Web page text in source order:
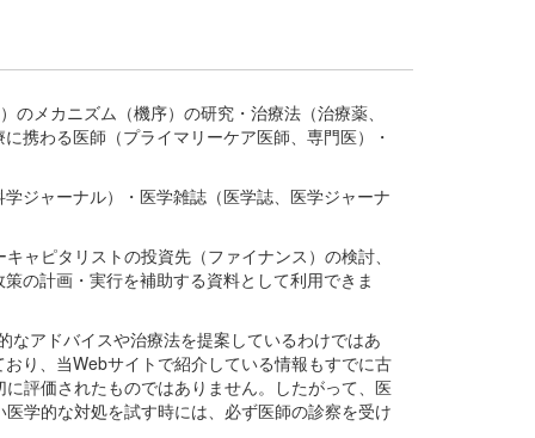
メカニズム（機序）の研究・治療法（治療薬、
携わる医師（プライマリーケア医師、専門医）・
ジャーナル）・医学雑誌（医学誌、医学ジャーナ
ャピタリストの投資先（ファイナンス）の検討、
の計画・実行を補助する資料として利用できま
アドバイスや治療法を提案しているわけではあ
り、当Webサイトで紹介している情報もすでに古
評価されたものではありません。したがって、医
学的な対処を試す時には、必ず医師の診察を受け